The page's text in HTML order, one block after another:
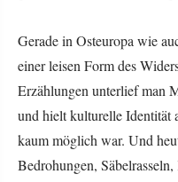
Gerade in Osteuropa wie
einer leisen Form des
Erzählungen unterlief man
und hielt kulturelle Identität
kaum möglich war. Und
Bedrohungen,